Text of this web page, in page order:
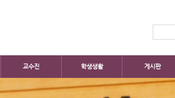
교수진 학생생활 게시판